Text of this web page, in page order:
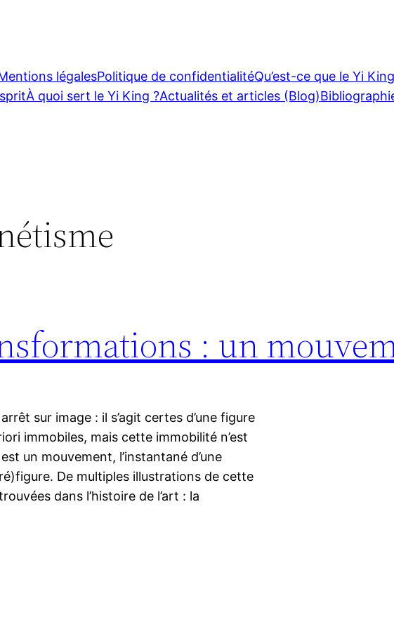
légalesPolitique de confidentialitéQu’est-ce que le Yi
À quoi sert le Yi King ?Actualités et articles (Blog)
: un
sur image : il s’agit certes d’une figure
immobiles, mais cette immobilité n’est
un mouvement, l’instantané d’une
De multiples illustrations de cette
dans l’histoire de l’art : la